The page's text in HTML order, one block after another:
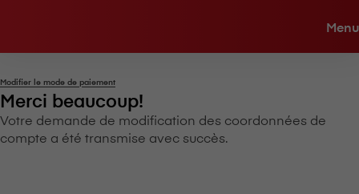
Menu
Modifier le mode de paiement
Merci beaucoup!
Votre demande de modification des coordonnées de
compte a été transmise avec succès.